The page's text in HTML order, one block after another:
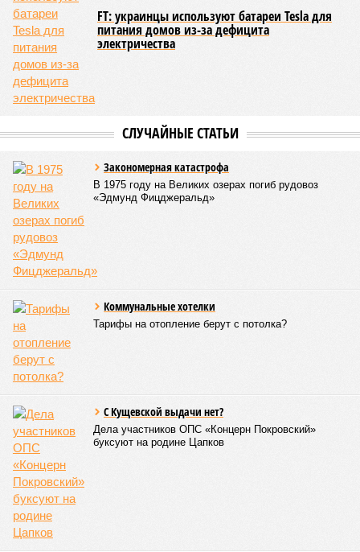
областям, десятку Чуваший.
В общем, недаром события 1931-го находятся на первом
месте в списке самых смертоносных стихийных бедствий,
когда-либо происходивших на планете. Число
пострадавших в тот год достигло 53 млн человек, число
Впрочем, для Китая подобное не в новинку. Так, в сентябре
Хуанхэ и быстро залила почти весь Северный Китай, так
как местность там довольно низменная, и потоп просто не
встречал препятствий на своём пути, уничтожая деревни и
целые города. Водой залило 130 тыс. квадратных
километров (а это больше территорий Оренбургской или
Кировской областей), 2 млн человек остались без крова,
ещё столько же погибли в результате спровоцированной
катастрофой пандемии.
Третье место по кровожадности в рейтинге стихийных
бедствий занимает смертоносный циклон Бхола 1970 года,
ставший самым мощным среди себе подобных за всю
историю наблюдений. Он поразил территории современной
Бангладеш, тогда называвшейся Восточным Пакистаном, и
жизни полумиллиона человек.
Кажется, стремящаяся сохранить свою чистоту природа
что-то знала о том, какие именно страны станут со
временем самыми «грязными» в плане производств, и
планомерно подтачивала их демографию. А как ещё
объяснить то, что в топ-10 природных катастроф почти все
места занимают бедствия, разразившиеся в Индии,
Пакистане, Бангладеш и Турции? Что характерно, Россию и